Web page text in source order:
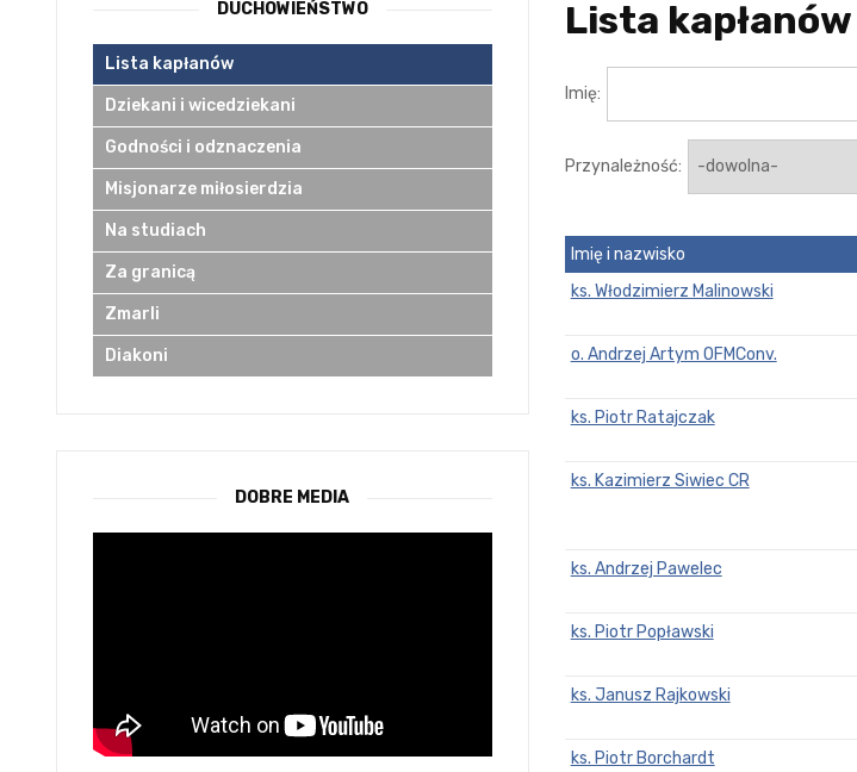
Lista kapłanów
Imię:
Przynależność:
Imię i nazwisko
ks. Włodzimierz Malinowski
o. Andrzej Artym OFMConv.
ks. Piotr Ratajczak
ks. Kazimierz Siwiec CR
ks. Andrzej Pawelec
ks. Piotr Popławski
ks. Janusz Rajkowski
ks. Piotr Borchardt
DUCHOWIEŃSTWO
Lista kapłanów
Dziekani i wicedziekani
Godności i odznaczenia
Misjonarze miłosierdzia
Na studiach
Za granicą
Zmarli
Diakoni
DOBRE MEDIA